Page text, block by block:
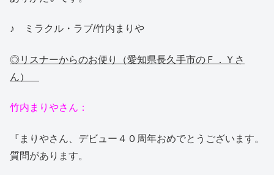
♪ ミラクル・ラブ/竹内まりや
◎リスナーからのお便り（愛知県長久手市のＦ．Ｙさ
ん）
竹内まりやさん：
『まりやさん、デビュー４０周年おめでとうございます。
質問があります。